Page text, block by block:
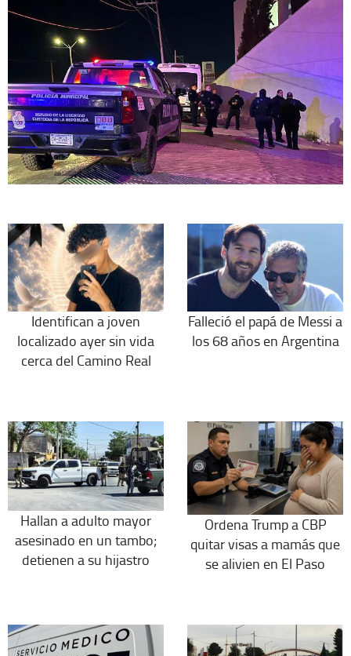
Identifican a joven
localizado ayer sin vida
cerca del Camino Real
Falleció el papá de Messi a
los 68 años en Argentina
Hallan a adulto mayor
asesinado en un tambo;
detienen a su hijastro
Ordena Trump a CBP
quitar visas a mamás que
se alivien en El Paso